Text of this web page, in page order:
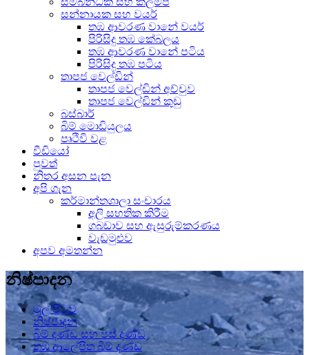
සන්නායක සහ වයර්
තඹ ආවරණ වානේ වයර්
පිරිසිදු තඹ කේබලය
තඹ ආවරණ වානේ පටිය
පිරිසිදු තඹ පටිය
තාපජ වෙල්ඩින්
තාපජ වෙල්ඩින් අච්චුව
තාපජ වෙල්ඩින් කුඩු
බස්බාර්
බිම් මොඩියුලය
පෘථිවි වළ
වීඩියෝ
පුවත්
නිතර අසන පැන
අපි ගැන
කර්මාන්තශාලා සංචාරය
අලි සහතික කිරීම
ගබඩාව සහ ඇසුරුම්කරණය
වැඩමුළුව
අපව අමතන්න
නිෂ්පාදන
මුල් පිටුව
නිෂ්පාදන
බිම් දණ්ඩ සහ පස් දණ්ඩ
තඹ ආලේපිත බිම් දණ්ඩ